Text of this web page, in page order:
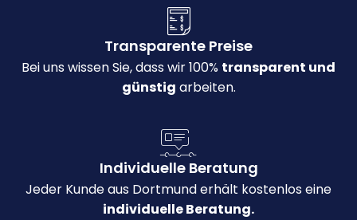
Transparente Preise
Bei uns wissen Sie, dass wir 100% transparent und
günstig arbeiten.
Individuelle Beratung
Jeder Kunde aus Dortmund erhält kostenlos eine
individuelle Beratung.